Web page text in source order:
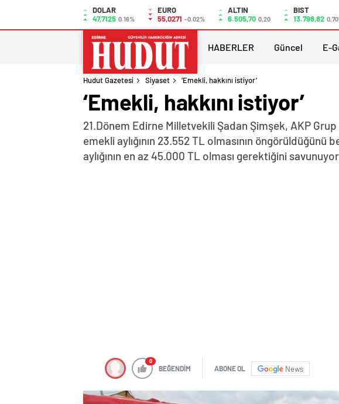
DOLAR
47,7125 0.16%
EURO
55,0271 -0.02%
ALTIN
6.505,70 0,20
BIST
13.798,82
HABERLER Güncel E-
Hudut Gazetesi Siyaset ‘Emekli, hakkını istiyor’
‘Emekli, hakkını istiyor’
21.Dönem Edirne Milletvekili Şadan Şimşek, AKP
emekli aylığının 23.552 TL olmasının
aylığının en az 45.000 TL olması gerektiğini
0
BEĞENDİM ABONE OL News